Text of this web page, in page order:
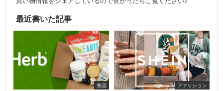
未分類
グラニフはダサい？ダサいと言
われる3つの理由とは
革製品
旦那が大絶賛！SNSでも大評
判！ブライドル・ブレンデルウ
ォレットとは